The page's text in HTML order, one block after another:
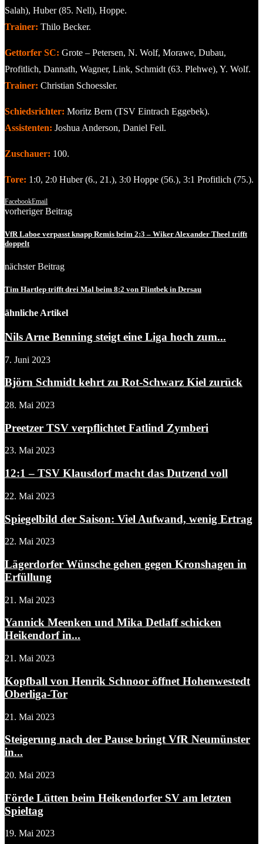
Salah), Huber (85. Nell), Hoppe.
Trainer: Thilo Becker.
Gettorfer SC: Grote – Petersen, N. Wolf, Morawe, Dubau,
Profitlich, Dannath, Wagner, Link, Schmidt (63. Plehwe), Y. Wolf.
Trainer: Christian Schoessler.
Schiedsrichter: Moritz Bern (TSV Eintrach Eggebek).
Assistenten: Joshua Anderson, Daniel Feil.
Zuschauer: 100.
Tore: 1:0, 2:0 Huber (6., 21.), 3:0 Hoppe (56.), 3:1 Profitlich (75.).
FacebookEmail
vorheriger Beitrag
VfR Laboe verpasst knapp Remis beim 2:3 – Wiker Alexander Theel trifft
doppelt
nächster Beitrag
Tim Hartlep trifft drei Mal beim 8:2 von Flintbek in Dersau
ähnliche Artikel
Nils Arne Benning steigt eine Liga hoch zum...
7. Juni 2023
Björn Schmidt kehrt zu Rot-Schwarz Kiel zurück
28. Mai 2023
Preetzer TSV verpflichtet Fatlind Zymberi
23. Mai 2023
12:1 – TSV Klausdorf macht das Dutzend voll
22. Mai 2023
Spiegelbild der Saison: Viel Aufwand, wenig Ertrag
22. Mai 2023
Lägerdorfer Wünsche gehen gegen Kronshagen in
Erfüllung
21. Mai 2023
Yannick Meenken und Mika Detlaff schicken
Heikendorf in...
21. Mai 2023
Kopfball von Henrik Schnoor öffnet Hohenwestedt
Oberliga-Tor
21. Mai 2023
Steigerung nach der Pause bringt VfR Neumünster
in...
20. Mai 2023
Förde Lütten beim Heikendorfer SV am letzten
Spieltag
19. Mai 2023